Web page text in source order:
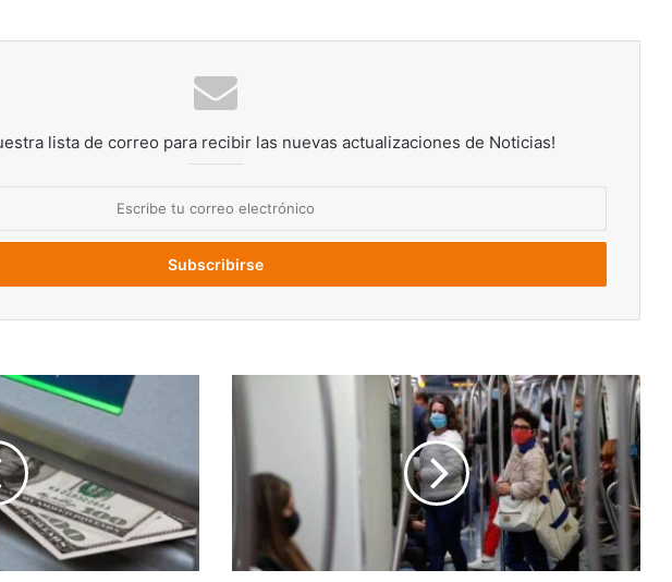
lista de correo para recibir las nuevas actualizaciones de Noticias!
mundo
atrapado
"sindemia"